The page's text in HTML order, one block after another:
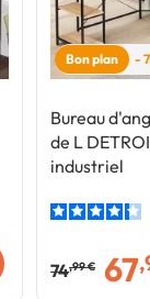
Bon plan -
Bureau
de L
industriel
74,99 € 67